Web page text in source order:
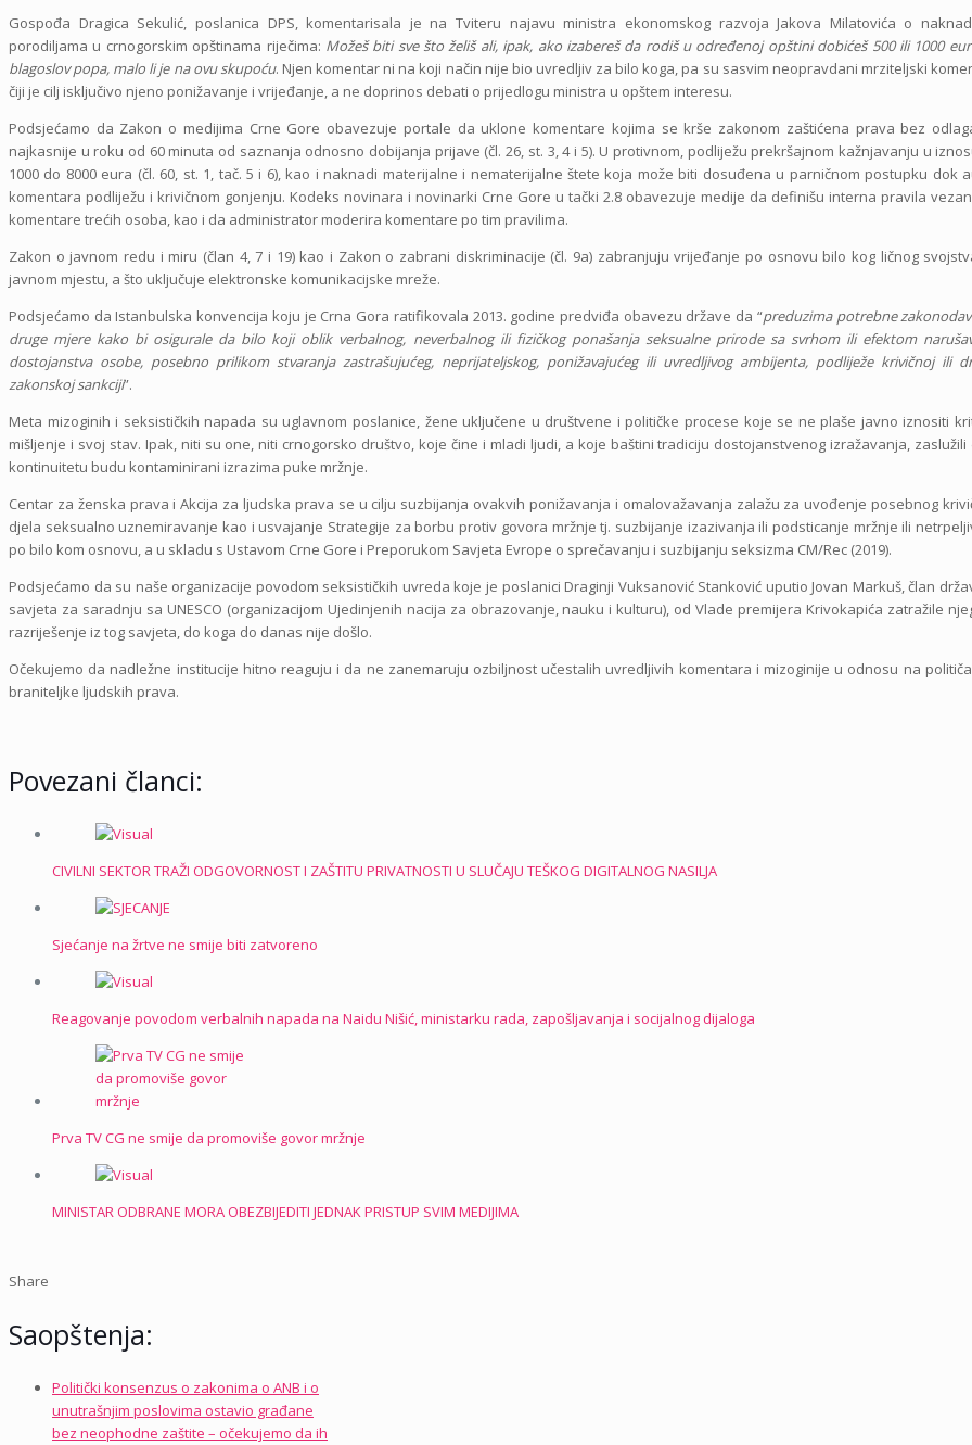
Gospođa Dragica Sekulić, poslanica DPS, komentarisala je na Tviteru najavu ministra ekonomskog razvoja Jakova Milatovića o
porodiljama u crnogorskim opštinama riječima: Možeš biti sve što želiš ali, ipak, ako izabereš da rodiš u određenoj opštini dobićeš 500 ili 1000
blagoslov popa, malo li je na ovu skupoću. Njen komentar ni na koji način nije bio uvredljiv za bilo koga, pa su sasvim neopravdani mrziteljski
čiji je cilj isključivo njeno ponižavanje i vrijeđanje, a ne doprinos debati o prijedlogu ministra u opštem interesu.
Podsjećamo da Zakon o medijima Crne Gore obavezuje portale da uklone komentare kojima se krše zakonom zaštićena prava bez
najkasnije u roku od 60 minuta od saznanja odnosno dobijanja prijave (čl. 26, st. 3, 4 i 5). U protivnom, podliježu prekršajnom kažnjavanju u
1000 do 8000 eura (čl. 60, st. 1, tač. 5 i 6), kao i naknadi materijalne i nematerijalne štete koja može biti dosuđena u parničnom postupku dok
komentara podliježu i krivičnom gonjenju. Kodeks novinara i novinarki Crne Gore u tački 2.8 obavezuje medije da definišu interna pravila
komentare trećih osoba, kao i da administrator moderira komentare po tim pravilima.
Zakon o javnom redu i miru (član 4, 7 i 19) kao i Zakon o zabrani diskriminacije (čl. 9a) zabranjuju vrijeđanje po osnovu bilo kog ličnog
javnom mjestu, a što uključuje elektronske komunikacijske mreže.
Podsjećamo da Istanbulska konvencija koju je Crna Gora ratifikovala 2013. godine predviđa obavezu države da “preduzima potrebne
druge mjere kako bi osigurale da bilo koji oblik verbalnog, neverbalnog ili fizičkog ponašanja seksualne prirode sa svrhom ili efektom
dostojanstva osobe, posebno prilikom stvaranja zastrašujućeg, neprijateljskog, ponižavajućeg ili uvredljivog ambijenta, podliježe krivičnoj ili
zakonskoj sankciji”.
Meta mizoginih i seksističkih napada su uglavnom poslanice, žene uključene u društvene i političke procese koje se ne plaše javno iznositi
mišljenje i svoj stav. Ipak, niti su one, niti crnogorsko društvo, koje čine i mladi ljudi, a koje baštini tradiciju dostojanstvenog izražavanja, zaslužili
kontinuitetu budu kontaminirani izrazima puke mržnje.
Centar za ženska prava i Akcija za ljudska prava se u cilju suzbijanja ovakvih ponižavanja i omalovažavanja zalažu za uvođenje posebnog
djela seksualno uznemiravanje kao i usvajanje Strategije za borbu protiv govora mržnje tj. suzbijanje izazivanja ili podsticanje mržnje ili
po bilo kom osnovu, a u skladu s Ustavom Crne Gore i Preporukom Savjeta Evrope o sprečavanju i suzbijanju seksizma CM/Rec (2019).
Podsjećamo da su naše organizacije povodom seksističkih uvreda koje je poslanici Draginji Vuksanović Stanković uputio Jovan Markuš, član
savjeta za saradnju sa UNESCO (organizacijom Ujedinjenih nacija za obrazovanje, nauku i kulturu), od Vlade premijera Krivokapića zatražile
razriješenje iz tog savjeta, do koga do danas nije došlo.
Očekujemo da nadležne institucije hitno reaguju i da ne zanemaruju ozbiljnost učestalih uvredljivih komentara i mizoginije u odnosu na
braniteljke ljudskih prava.
Povezani članci:
CIVILNI SEKTOR TRAŽI ODGOVORNOST I ZAŠTITU PRIVATNOSTI U SLUČAJU TEŠKOG DIGITALNOG NASILJA
Sjećanje na žrtve ne smije biti zatvoreno
Reagovanje povodom verbalnih napada na Naidu Nišić, ministarku rada, zapošljavanja i socijalnog dijaloga
Prva TV CG ne smije da promoviše govor mržnje
MINISTAR ODBRANE MORA OBEZBIJEDITI JEDNAK PRISTUP SVIM MEDIJIMA
Share
Saopštenja:
Politički konsenzus o zakonima o ANB i o
unutrašnjim poslovima ostavio građane
bez neophodne zaštite – očekujemo da ih